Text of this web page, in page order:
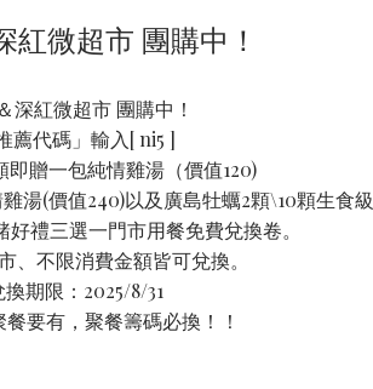
紅微超市 團購中！
深紅微超市 團購中！
薦代碼」輸入[ ni5 ]
即贈一包純情雞湯（價值120)
湯(價值240)以及廣島牡蠣2顆\10顆生食級
禮三選一門市用餐免費兌換卷。
、不限消費金額皆可兌換。
換期限：2025/8/31
要有，聚餐籌碼必換！！